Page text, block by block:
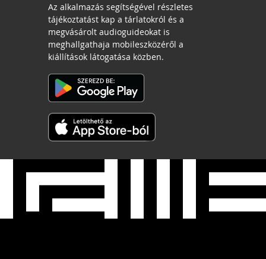
Az alkalmazás segítségével részletes
tájékoztatást kap a tárlatokról és a
megvásárolt audioguideokat is
meghallgathaja mobileszközéről a
kiállítások látogatása közben.